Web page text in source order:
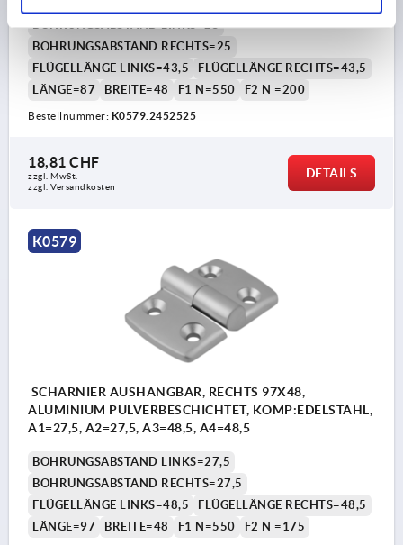
BOHRUNGSABSTAND RECHTS=25
FLÜGELLÄNGE LINKS=43,5
FLÜGELLÄNGE RECHTS=43,5
LÄNGE=87
BREITE=48 F1 N=550 F2 N =200
Bestellnummer: K0579.2452525
18,81 CHF
zzgl. MwSt.
zzgl. Versandkosten
DETAILS
K0579
SCHARNIER AUSHÄNGBAR, RECHTS 97X48,
ALUMINIUM PULVERBESCHICHTET, KOMP:EDELSTAHL,
A1=27,5, A2=27,5, A3=48,5, A4=48,5
BOHRUNGSABSTAND LINKS=27,5
BOHRUNGSABSTAND RECHTS=27,5
FLÜGELLÄNGE LINKS=48,5
FLÜGELLÄNGE RECHTS=48,5
LÄNGE=97
BREITE=48 F1 N=550 F2 N =175